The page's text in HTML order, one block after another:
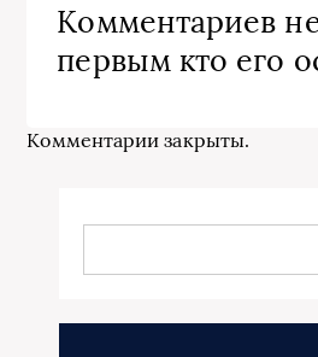
Комментариев
первым кто его
Комментарии закрыты.